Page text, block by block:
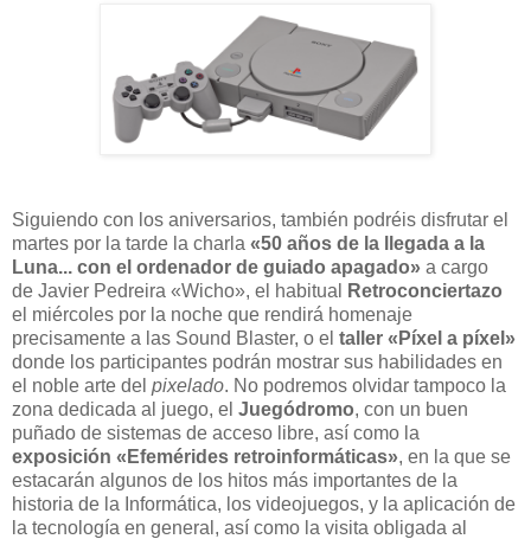
Siguiendo con los aniversarios, también podréis disfrutar el
martes por la tarde la charla «50 años de la llegada a la
Luna... con el ordenador de guiado apagado» a cargo
de Javier Pedreira «Wicho», el habitual
Retroconciertazo
el miércoles por la noche que rendirá homenaje
precisamente a las Sound Blaster, o el taller «Píxel a píxel»
donde los participantes podrán mostrar sus habilidades en
el noble arte del pixelado. No podremos olvidar tampoco la
zona dedicada al juego, el Juegódromo, con un buen
puñado de sistemas de acceso libre, así como la
exposición «Efemérides retroinformáticas», en la que se
estacarán algunos de los hitos más importantes de la
historia de la Informática, los videojuegos, y la aplicación de
la tecnología en general, así como la visita obligada al